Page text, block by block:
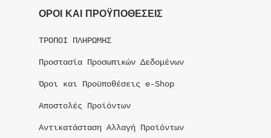
ΟΡΟΙ ΚΑΙ ΠΡΟΫΠΟΘΕΣΕΙΣ
ΤΡΟΠΟΙ ΠΛΗΡΩΜΗΣ
Προστασία Προσωπικών Δεδομένων
Όροι και Προϋποθέσεις e-Shop
Αποστολές Προϊόντων
Αντικατάσταση Αλλαγή Προϊόντων